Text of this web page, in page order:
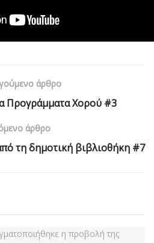
άρθρο
Προγράμματα Χορού #3
άρθρο
τη δημοτική βιβλιοθήκη #7